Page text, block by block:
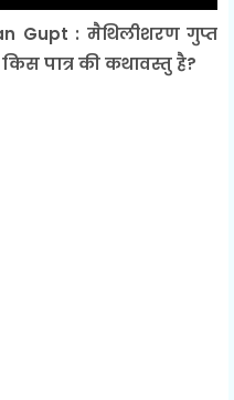
Gupt : मैथिलीशरण गुप्त
पात्र की कथावस्तु है?